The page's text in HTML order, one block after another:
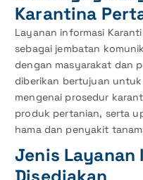
Karantina
Layanan informasi
sebagai jembatan
dengan masyarakat dan
diberikan bertujuan
mengenai prosedur
produk pertanian, serta
hama dan penyakit
Jenis